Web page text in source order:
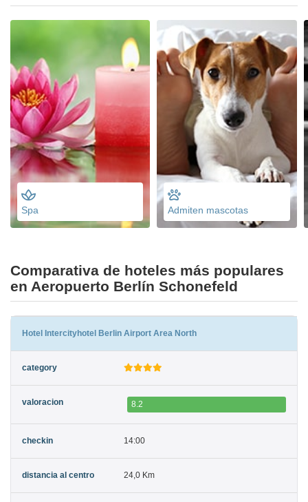
Spa Admiten mascotas
Comparativa de hoteles más populares
en Aeropuerto Berlín Schonefeld
Hotel Intercityhotel Berlin Airport Area North
8.2
14:00
24,0 Km